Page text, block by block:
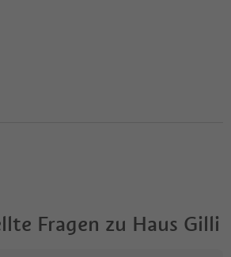
Fragen zu Haus Gilli